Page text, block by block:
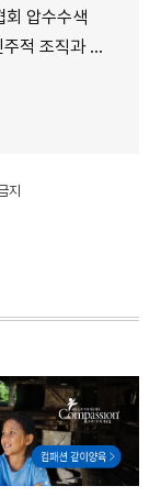
회 압수수색
과 장기집권"
지